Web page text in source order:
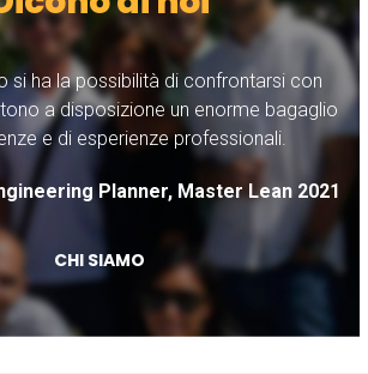
si ha la possibilità di confrontarsi con
a disposizione un enorme bagaglio
e di esperienze professionali.
Planner, Master Lean 2021
CHI SIAMO